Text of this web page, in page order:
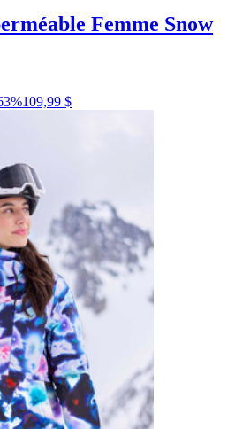
Femme Snow
%109,99 $